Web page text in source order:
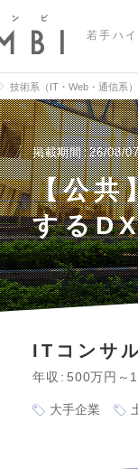
若手ハ
技術系（IT・Web・通信系
掲載期間 26/08/
【公共
する
ITコンサ
年収 500万円～
大手企業